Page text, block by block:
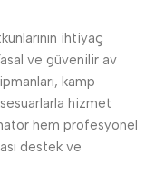
ihtiyaç
ve güvenilir av
kamp
hizmet
hem profesyonel
destek ve